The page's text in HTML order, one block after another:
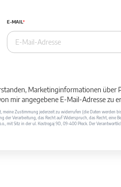
E-MAIL
Marketinginformationen über
mir angegebene E-Mail-Adresse zu
meine Zustimmung jederzeit zu widerrufen (die Daten werden
der Verarbeitung, das Recht auf Widerspruch, das Recht, eine
mit Sitz in der ul. Kostrogaj 9D, 09-400 Płock. Der